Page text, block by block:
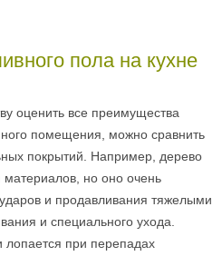
пола на кухне
оценить все преимущества
помещения, можно сравнить
покрытий. Например, дерево
но оно очень
и продавливания тяжелыми
и специального ухода.
при перепадах